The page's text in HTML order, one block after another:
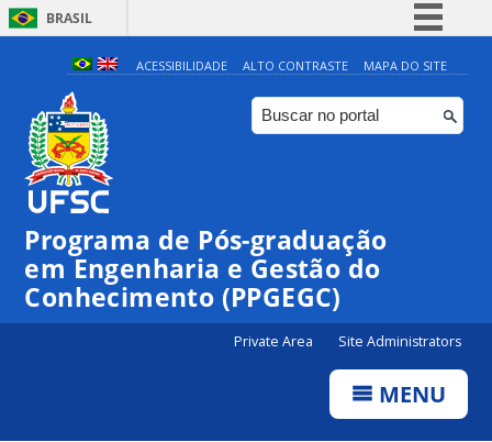
BRASIL
Simplifique!
Comunica BR
Participe
Canais
ACESSIBILIDADE ALTO CONTRASTE MAPA DO SITE
Programa de Pós-graduação
em Engenharia e Gestão do
Conhecimento (PPGEGC)
Private Area Site Administrators
MENU